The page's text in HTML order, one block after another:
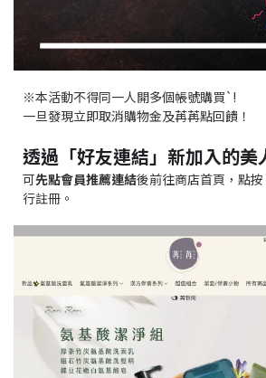
※本活動不得同一人開多個帳號購買`!
一旦發現立即取消購物金及苒苒點回饋！
透過「好友連結」新加入的美
可先點會員推薦連結後前往商店首頁，點
行註冊。